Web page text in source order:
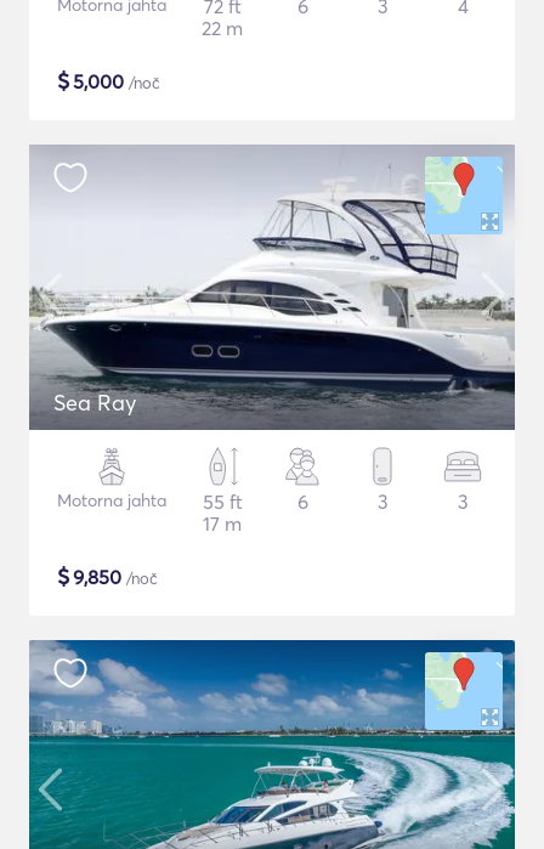
Motorna jahta
72 ft
22 m
6 3 4
$5,000 /noč
Sea Ray
Motorna jahta
55 ft
17 m
6 3 3
$9,850 /noč